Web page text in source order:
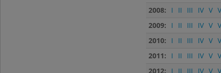
2008:
I II III IV V
2009:
I II III IV V
2010:
I II III IV V
2011:
I II III IV V
2012:
I II III IV V